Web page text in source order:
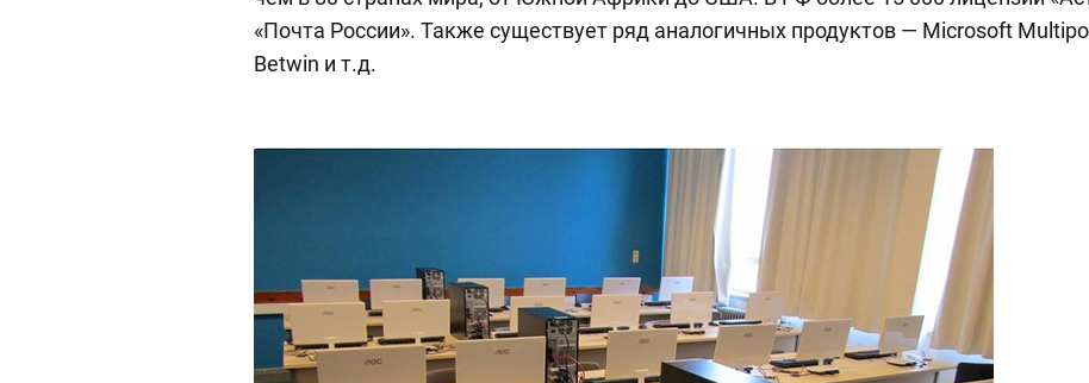
«Почта России». Также существует ряд аналогичных продуктов — Microsoft
Betwin и т.д.